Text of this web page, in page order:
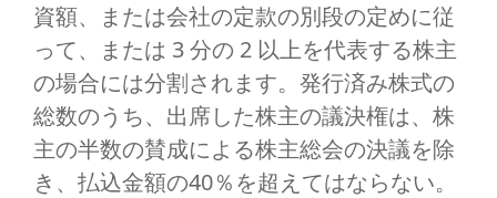
資額、または会社の定款の別段の定めに従
って、または 3 分の 2 以上を代表する株主
の場合には分割されます。発行済み株式の
総数のうち、出席した株主の議決権は、株
主の半数の賛成による株主総会の決議を除
き、払込金額の40％を超えてはならない。